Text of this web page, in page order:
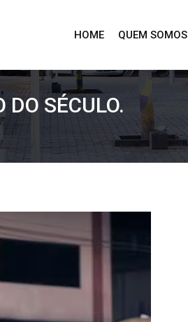
HOME QUEM SOMOS
DO SÉCULO.